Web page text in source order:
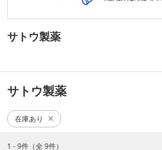
サトウ製薬
サトウ製薬
在庫あり
1 - 9件（全 9件）